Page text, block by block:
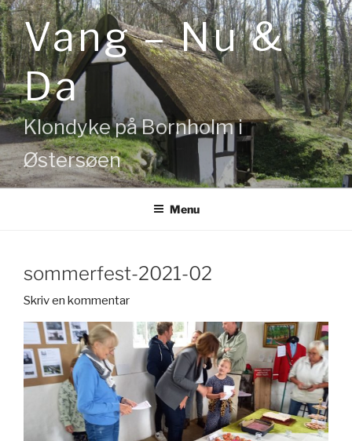
Videre
til
indholdVang – Nu &
Da
Klondyke på Bornholm i
Østersøen
Menu
sommerfest-2021-02
Skriv en kommentar